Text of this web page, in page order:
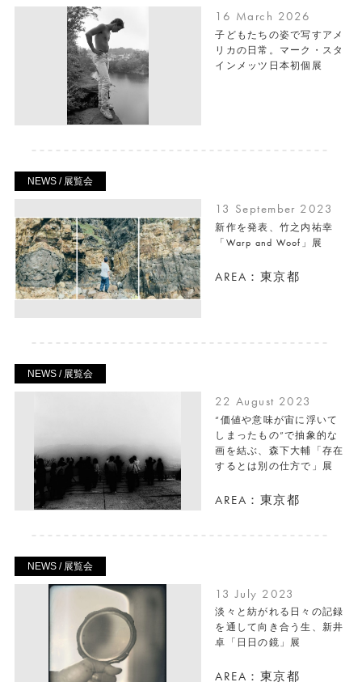
16 March 2026
子どもたちの姿で写すアメ
リカの日常。マーク・スタ
インメッツ日本初個展
NEWS / 展覧会
13 September 2023
新作を発表、竹之内祐幸
「Warp and Woof」展
AREA：東京都
NEWS / 展覧会
22 August 2023
“価値や意味が宙に浮いて
しまったもの”で抽象的な
画を結ぶ、森下大輔「存在
するとは別の仕方で」展
AREA：東京都
NEWS / 展覧会
13 July 2023
淡々と紡がれる日々の記録
を通して向き合う生、新井
卓「日日の鏡」展
AREA：東京都